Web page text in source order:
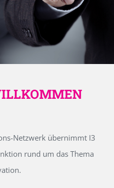
Netzwerk übernimmt I3
rund um das Thema